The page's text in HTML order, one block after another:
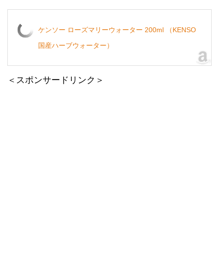
ケンソー ローズマリーウォーター 200ml （KENSO
国産ハーブウォーター）
＜スポンサードリンク＞